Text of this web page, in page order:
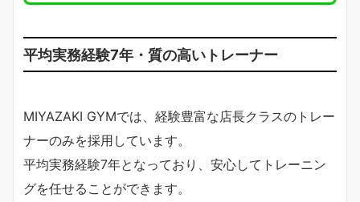
平均実務経験7年・質の高いトレーナー
MIYAZAKI GYMでは、経験豊富な店長クラスのトレー
ナーのみを採用しています。
平均実務経験7年となっており、安心してトレーニン
グを任せることができます。